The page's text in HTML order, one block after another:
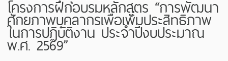
โครงการฝึกอบรมหลักสูตร “การพัฒนา
ศักยภาพบุคลากรเพื่อเพิ่มประสิทธิภาพ
ในการปฏิบัติงาน ประจำปีงบประมาณ
พ.ศ. 2569”